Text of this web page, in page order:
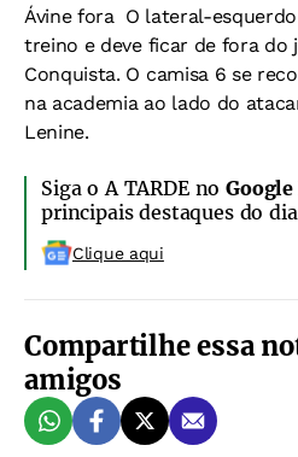
Ávine fora  O lateral-
treino e deve ficar de fora do
Conquista. O camisa 6 se
na academia ao lado do
Lenine.
Siga o A TARDE no
principais destaques do
Clique aqui
Compartilhe essa
amigos